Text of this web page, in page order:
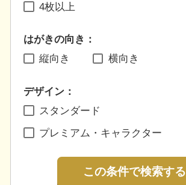
4枚以上
はがきの向き：
縦向き
横向き
デザイン：
スタンダード
プレミアム・キャラクター
この条件で検索する